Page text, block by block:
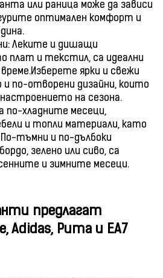
или раница може да зависи
оптимален комфорт и
Леките и дишащи
плат и текстил, са идеални
ярки и свежи
по-отворени дизайни, които
на сезона.
по-хладните месеци,
и топли материали, като
По-тъмни и по-дълбоки
зелено или сиво, са
и зимните месеци.
предлагат
Adidas, Puma и EA7